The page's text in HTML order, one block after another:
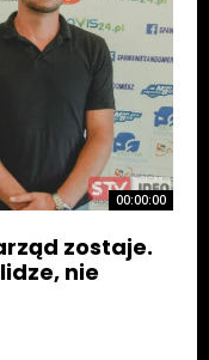
00:00:00
zostaje.
nie